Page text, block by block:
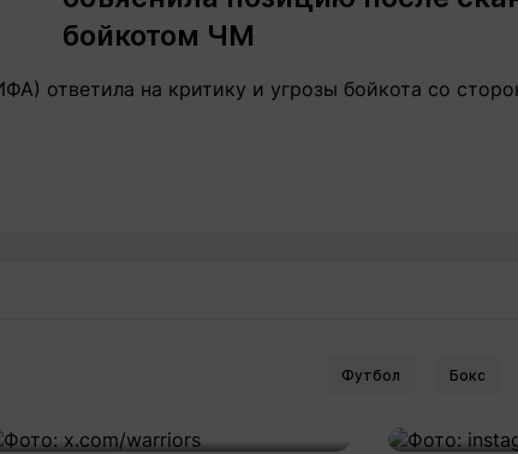
бойкотом ЧМ
ответила на критику и угрозы бойкота со
Футбол Бокс